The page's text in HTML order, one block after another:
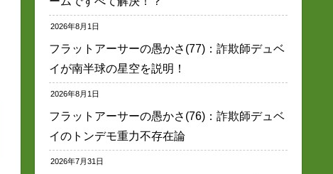
2026年8月1日
フラットアーサーの愚かさ(77)：詐欺師デュベ
イが南半球の星空を説明！
2026年8月1日
フラットアーサーの愚かさ(76)：詐欺師デュベ
イのトンデモ重力不存在論
2026年7月31日